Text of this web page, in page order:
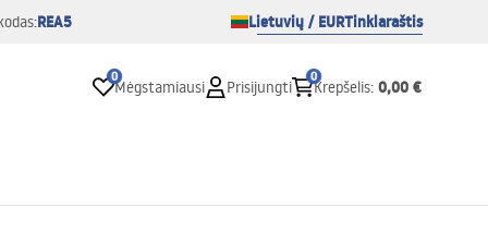
REA5 Lietuvių / EURTinklaraštis
0
Mėgstamiausi Prisijungti
0
Krepšelis: 0,00 €